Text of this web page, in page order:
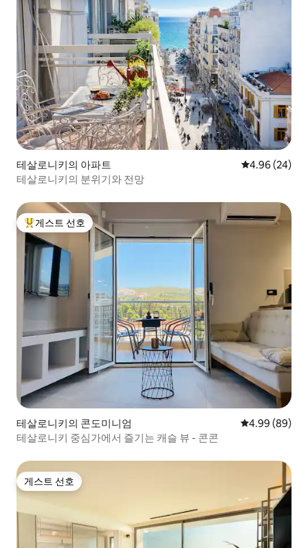
테살로니키의 아파트 평점 4.96점(5
4.96 (24)
테살로니키의 분위기와 전망
상위 게스트 선호
게스트 선호
테살로니키의 콘도미니엄 평점 4.99점(5
4.99 (89)
테살로니키 중심가에서 즐기는 캐슬 뷰 - 콘콘
게스트 선호
게스트 선호